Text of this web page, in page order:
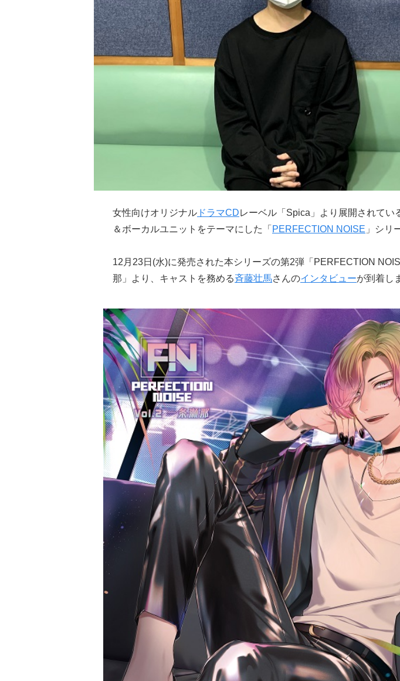
女性向けオリジナル ドラマCDレーベル「Spica」より展開されてい
＆ボーカルユニットをテーマにした「 PERFECTION NOISE 」シリ
12月23日(水)に発売された本シリーズの第2弾「PERFECTION
那」より、キャストを務める斉藤壮馬さんのインタビューが到着し